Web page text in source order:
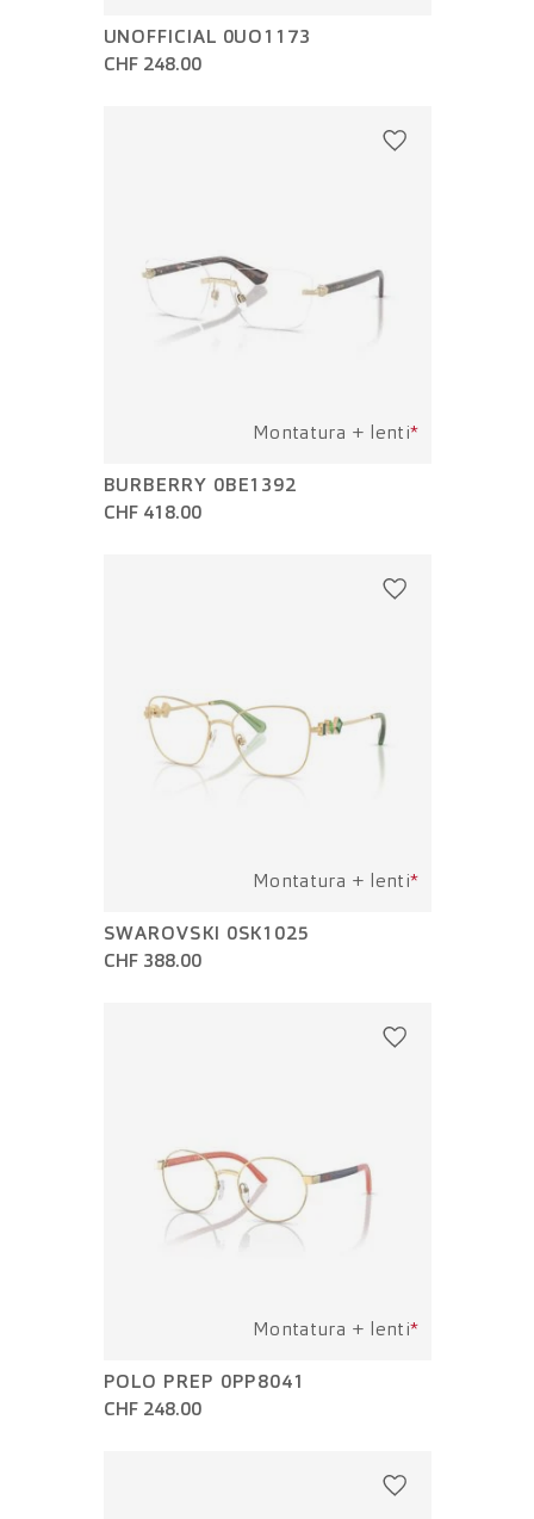
UNOFFICIAL 0UO1173
CHF 248.00
Montatura + lenti*
BURBERRY 0BE1392
CHF 418.00
Montatura + lenti*
SWAROVSKI 0SK1025
CHF 388.00
Montatura + lenti*
POLO PREP 0PP8041
CHF 248.00